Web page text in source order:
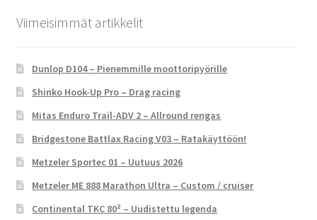
Viimeisimmät artikkelit
Dunlop D104 – Pienemmille moottoripyörille
Shinko Hook-Up Pro – Drag racing
Mitas Enduro Trail-ADV 2 – Allround rengas
Bridgestone Battlax Racing V03 – Ratakäyttöön!
Metzeler Sportec 01 – Uutuus 2026
Metzeler ME 888 Marathon Ultra – Custom / cruiser
Continental TKC 80² – Uudistettu legenda